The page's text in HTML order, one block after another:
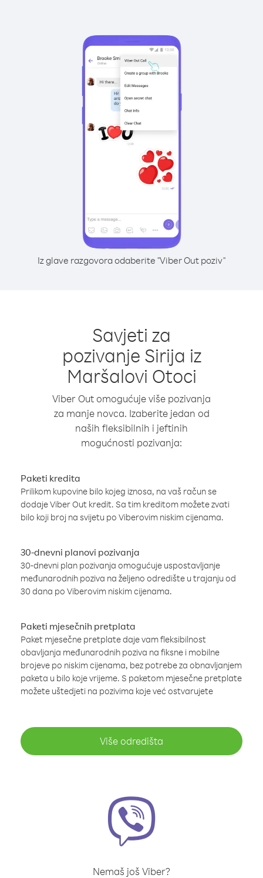
Iz glave razgovora odaberite "Viber Out poziv"
Savjeti za
pozivanje Sirija iz
Maršalovi Otoci
Viber Out omogućuje više pozivanja
za manje novca. Izaberite jedan od
naših fleksibilnih i jeftinih
mogućnosti pozivanja:
Paketi kredita
Prilikom kupovine bilo kojeg iznosa, na vaš račun se
dodaje Viber Out kredit. Sa tim kreditom možete zvati
bilo koji broj na svijetu po Viberovim niskim cijenama.
30-dnevni planovi pozivanja
30-dnevni plan pozivanja omogućuje uspostavljanje
međunarodnih poziva na željeno odredište u trajanju od
30 dana po Viberovim niskim cijenama.
Paketi mjesečnih pretplata
Paket mjesečne pretplate daje vam fleksibilnost
obavljanja međunarodnih poziva na fiksne i mobilne
brojeve po niskim cijenama, bez potrebe za obnavljanjem
paketa u bilo koje vrijeme. S paketom mjesečne pretplate
možete uštedjeti na pozivima koje već ostvarujete
Više odredišta
Nemaš još Viber?